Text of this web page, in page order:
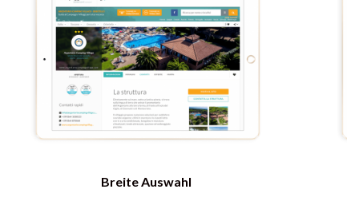
Breite Auswahl